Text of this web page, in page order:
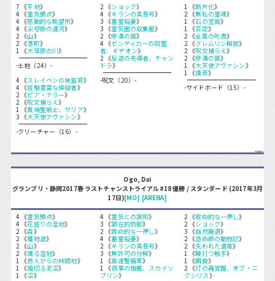
7 《平地》
4 《霊気拠点》
4 《感動的な眺望所》
4 《尖塔断の運河》
2 《山》
2 《港町》
1 《大草原の川》
-土地（24）-
4 《スレイベンの検査官》
4 《経験豊富な操縦者》
2 《ピア・ナラー》
2 《呪文捕らえ》
1 《異端聖戦士、サリア》
3 《大天使アヴァシン》
-クリーチャー（16）-
2 《ショック》
4 《キランの真意号》
3 《蓄霊稲妻》
3 《霊気圏の収集艇》
2 《停滞の罠》
4 《ゼンディカーの同盟
者、ギデオン》
2 《反逆の先導者、チャン
ドラ》
-呪文（20）-
1 《断片化》
2 《無私の霊魂》
1 《石の宣告》
1 《否認》
2 《金属の叱責》
2 《グレムリン解放》
2 《呪文捕らえ》
2 《停滞の罠》
1 《大天使アヴァシン》
1 《燻蒸》
-サイドボード（15）-
Ogo, Dai
グランプリ・静岡2017春 ラストチャンストライアル#18 優勝 / スタンダード (2017年3月
17日)[MO] [ARENA]
4 《霊気拠点》
4 《花盛りの湿地》
2 《森》
2 《獲物道》
2 《山》
2 《燻る湿地》
1 《燃えがらの林間地》
1 《風切る泥沼》
1 《沼》
4 《霊気との調和》
3 《顕在的防御》
2 《致命的な一押し》
4 《蓄霊稲妻》
2 《キランの真意号》
3 《無許可の分解》
1 《高速警備車》
1 《領事の旗艦、スカイソ
ブリン》
2 《致命的な一押し》
2 《ショック》
3 《自然廃退》
2 《造命師の動物記》
2 《失われた遺産》
1 《鞭打つ触手》
1 《餌食》
2 《灯の再覚醒、オブ・ニ
クシリス》